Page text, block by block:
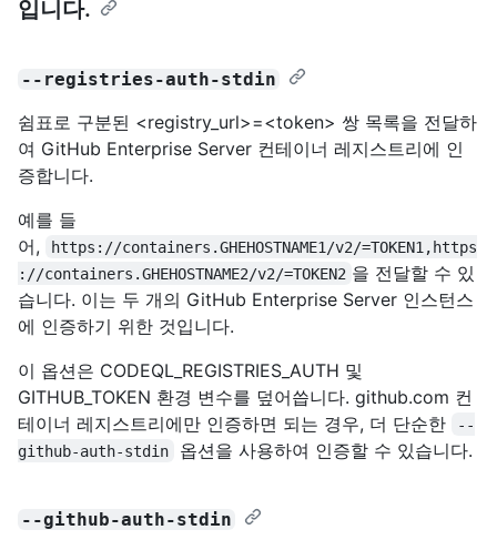
입니다.
--registries-auth-stdin
쉼표로 구분된 <registry_url>=<token> 쌍 목록을 전달하
여 GitHub Enterprise Server 컨테이너 레지스트리에 인
증합니다.
예를 들
어,
https://containers.GHEHOSTNAME1/v2/=TOKEN1,https
://containers.GHEHOSTNAME2/v2/=TOKEN2 을 전달할 수 있
습니다. 이는 두 개의 GitHub Enterprise Server 인스턴스
에 인증하기 위한 것입니다.
이 옵션은 CODEQL_REGISTRIES_AUTH 및
GITHUB_TOKEN 환경 변수를 덮어씁니다. github.com 컨
테이너 레지스트리에만 인증하면 되는 경우, 더 단순한
--
github-auth-stdin
옵션을 사용하여 인증할 수 있습니다.
--github-auth-stdin